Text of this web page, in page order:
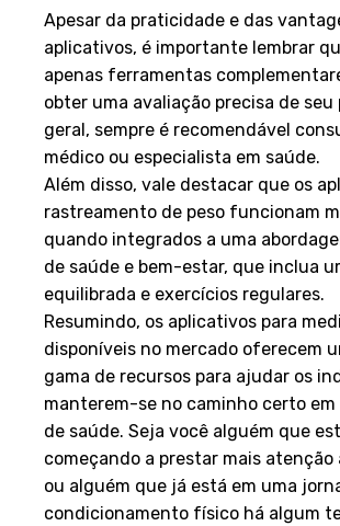
Apesar da praticidade e das
aplicativos, é importante lembrar
apenas ferramentas
obter uma avaliação precisa de seu
geral, sempre é recomendável
médico ou especialista em saúde.
Além disso, vale destacar que os
rastreamento de peso funcionam
quando integrados a uma
de saúde e bem-estar, que inclua
equilibrada e exercícios regulares.
Resumindo, os aplicativos para
disponíveis no mercado oferecem
gama de recursos para ajudar os
manterem-se no caminho certo em
de saúde. Seja você alguém que
começando a prestar mais atenção
ou alguém que já está em uma
condicionamento físico há algum